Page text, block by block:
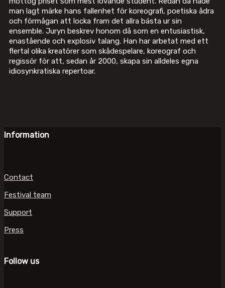
man lagt märke hans fallenhet för koreografi, poetiska ådra
och förmågan att locka fram det allra bästa ur sin
ensemble. Juryn beskrev honom då som en entusiastisk,
enastående och explosiv talang. Han har arbetat med ett
flertal olika kreatörer som skådespelare, koreograf och
regissör för att, sedan år 2000, skapa sin alldeles egna
idiosynkratiska repertoar.
Information
Contact
Festival team
Support
Press
Follow us